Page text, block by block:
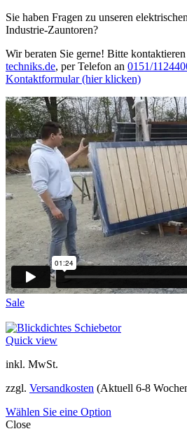
Sie haben Fragen zu unseren
Industrie-Zauntoren?
Wir beraten Sie gerne! Bitte
techniks.de, per Telefon an 0151/
Kontaktformular (hier klicken)
Sale
Quick view
inkl. MwSt.
zzgl. Versandkosten (Aktuell 6-8
Wählen Sie eine Option
Close